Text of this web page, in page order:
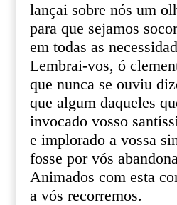
lançai sobre nós um
para que sejamos
em todas as
Lembrai-vos, ó
que nunca se ouviu
que algum daqueles
invocado vosso
e implorado a vossa
fosse por vós
Animados com esta
a vós recorremos.